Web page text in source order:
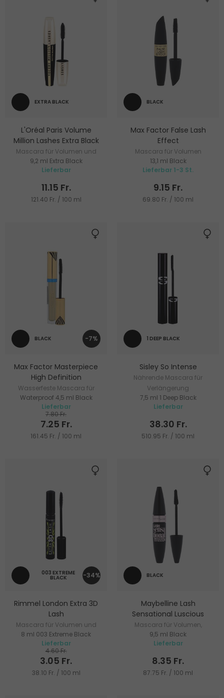
EXTRA BLACK
L'Oréal Paris Volume
Million Lashes Extra Black
Mascara für Volumen und
Definition
9,2 ml Extra Black
Lieferbar
11.15 Fr.
121.40 Fr. / 100 ml
BLACK
Max Factor False Lash
Effect
Mascara für Volumen
13,1 ml Black
Lieferbar 1-3 St.
9.15 Fr.
69.80 Fr. / 100 ml
-7%
BLACK
Max Factor Masterpiece
High Definition
Wasserfeste Mascara für
Volumen, Verlängerung und
Form
Waterproof 4,5 ml Black
Lieferbar
7.80 Fr.
7.25 Fr.
161.45 Fr. / 100 ml
1 DEEP BLACK
Sisley So Intense
Nährende Mascara für
Verlängerung
7,5 ml 1 Deep Black
Lieferbar
38.30 Fr.
510.95 Fr. / 100 ml
-34%
003 EXTREME
BLACK
Rimmel London Extra 3D
Lash
Mascara für Volumen und
Verlängerung
8 ml 003 Extreme Black
Lieferbar
4.60 Fr.
3.05 Fr.
38.10 Fr. / 100 ml
BLACK
Maybelline Lash
Sensational Luscious
Mascara für Volumen,
Verlängerung und Pflege
9,5 ml Black
Lieferbar
8.35 Fr.
87.75 Fr. / 100 ml